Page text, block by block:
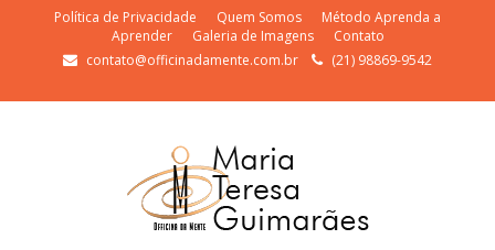
Política de Privacidade Quem Somos
Método Aprenda a
Aprender
Galeria de Imagens
Contato
contato@officinadamente.com.br
(21) 98869-9542